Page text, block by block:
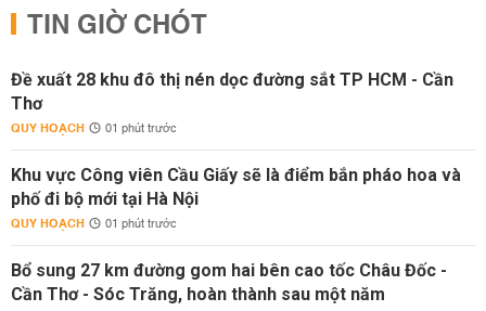
TIN GIỜ CHÓT
Đề xuất 28 khu đô thị nén dọc đường sắt TP HCM - Cần
Thơ
QUY HOẠCH 01 phút trước
Khu vực Công viên Cầu Giấy sẽ là điểm bắn pháo hoa và
phố đi bộ mới tại Hà Nội
QUY HOẠCH 01 phút trước
Bổ sung 27 km đường gom hai bên cao tốc Châu Đốc -
Cần Thơ - Sóc Trăng, hoàn thành sau một năm